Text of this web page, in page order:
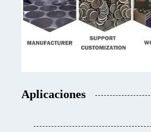
Aplicaciones